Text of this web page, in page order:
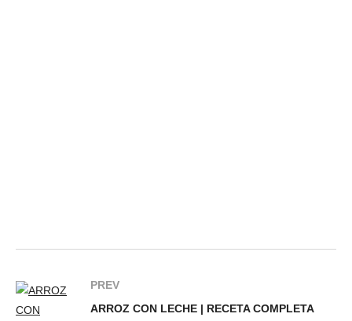
PREV
ARROZ CON LECHE | RECETA COMPLETA